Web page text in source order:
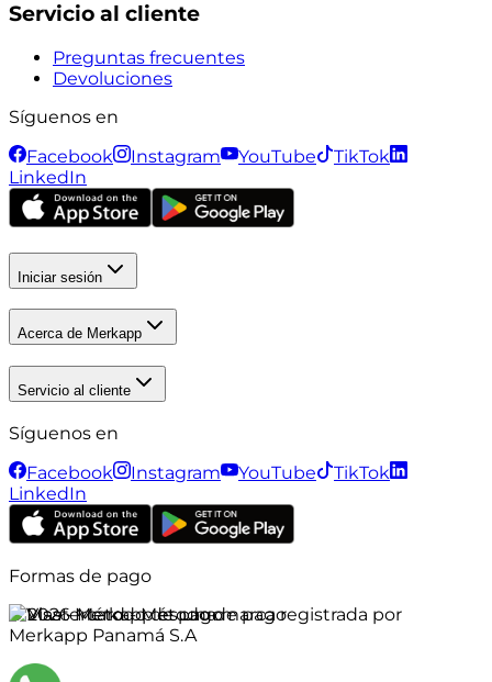
Servicio al cliente
Preguntas frecuentes
Devoluciones
Síguenos en
Facebook
Instagram YouTube
TikTok
LinkedIn
Iniciar sesión
Acerca de Merkapp
Servicio al cliente
Síguenos en
Facebook
Instagram YouTube
TikTok
LinkedIn
Formas de pago
©2026Merkapp es una marca registrada por
Merkapp Panamá S.A